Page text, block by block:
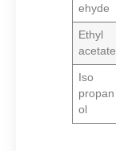
ehyde
Ethyl
acetate
Iso
propan
ol